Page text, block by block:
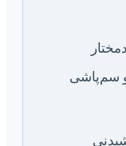
سم‌پاشی